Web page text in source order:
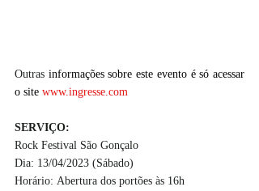
Outras informações sobre este evento é só acessar
o site www.ingresse.com
SERVIÇO:
Rock Festival São Gonçalo
Dia: 13/04/2023 (Sábado)
Horário: Abertura dos portões às 16h